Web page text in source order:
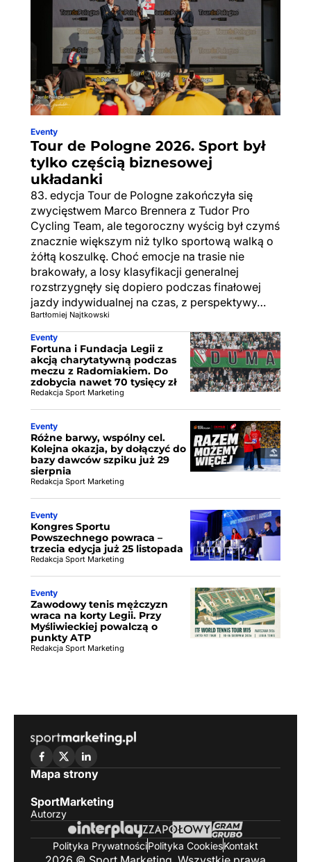
Eventy
Tour de Pologne 2026. Sport był
tylko częścią biznesowej
układanki
83. edycja Tour de Pologne zakończyła się
zwycięstwem Marco Brennera z Tudor Pro
Cycling Team, ale tegoroczny wyścig był czymś
znacznie większym niż tylko sportową walką o
żółtą koszulkę. Choć emocje na trasie nie
brakowały, a losy klasyfikacji generalnej
rozstrzygnęły się dopiero podczas finałowej
jazdy indywidualnej na czas, z perspektywy…
Bartłomiej Najtkowski
Eventy
Fortuna i Fundacja Legii z
akcją charytatywną podczas
meczu z Radomiakiem. Do
zdobycia nawet 70 tysięcy zł
Redakcja Sport Marketing
Eventy
Różne barwy, wspólny cel.
Kolejna okazja, by dołączyć do
bazy dawców szpiku już 29
sierpnia
Redakcja Sport Marketing
Eventy
Kongres Sportu
Powszechnego powraca –
trzecia edycja już 25 listopada
Redakcja Sport Marketing
Eventy
Zawodowy tenis mężczyzn
wraca na korty Legii. Przy
Myśliwieckiej powalczą o
punkty ATP
Redakcja Sport Marketing
Mapa strony
SportMarketing
Autorzy
Polityka PrywatnościPolityka CookiesKontakt